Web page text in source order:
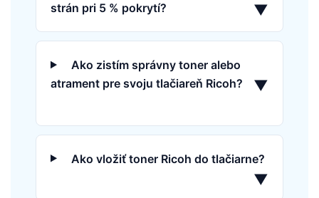
strán pri 5 % pokrytí?
▼
Ako zistím správny toner alebo
atrament pre svoju tlačiareň Ricoh?
▼
Ako vložiť toner Ricoh do tlačiarne?
▼